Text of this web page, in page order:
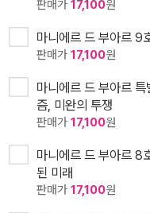
판매가 17,100원
마니에르 드 부아르
판매가 17,100원
마니에르 드 부아르
즘, 미완의 투쟁
판매가 17,100원
마니에르 드 부아르
된 미래
판매가 17,100원